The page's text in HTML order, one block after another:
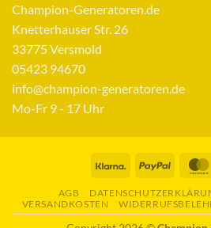
Champion-Generatoren.de
Knetterhauser Str. 26
33775 Versmold
05423 94670
info@champion-generatoren.de
Mo-Fr 9 - 17 Uhr
Klarna PayPal
AGB
VERSANDKOSTEN